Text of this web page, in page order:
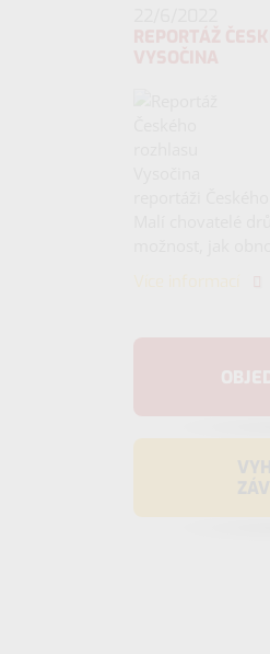
REPORTÁŽ
reportáži
Malí chovatelé